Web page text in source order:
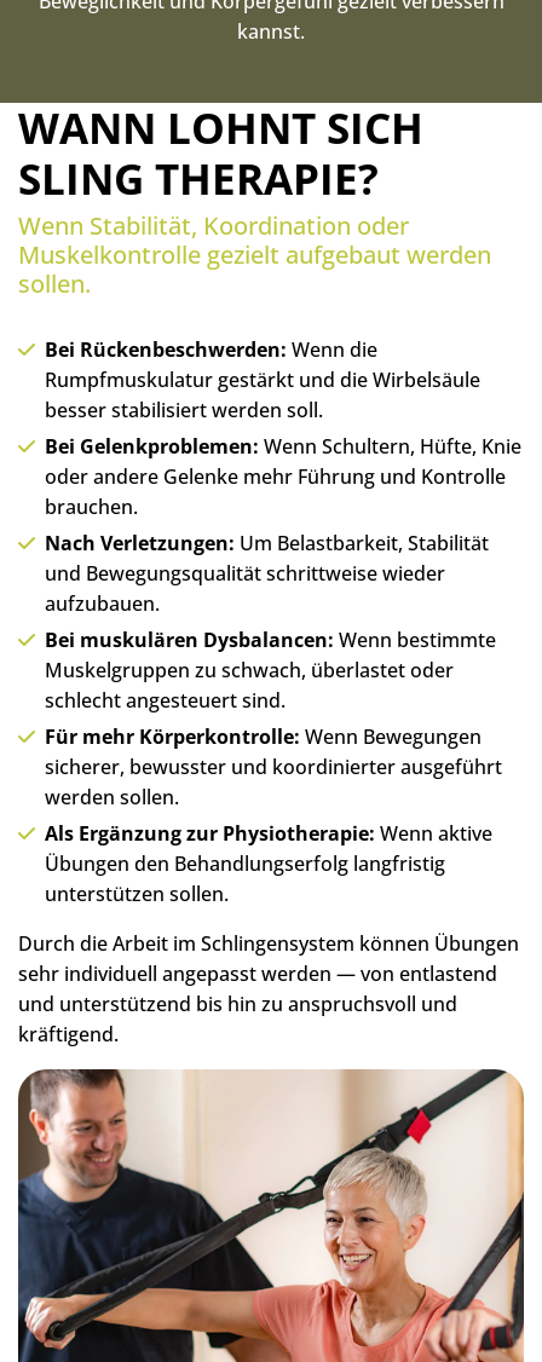
kannst.
WANN LOHNT SICH
SLING THERAPIE?
Wenn Stabilität, Koordination oder
Muskelkontrolle gezielt aufgebaut werden
sollen.
Bei Rückenbeschwerden: Wenn die
Rumpfmuskulatur gestärkt und die Wirbelsäule
besser stabilisiert werden soll.
Bei Gelenkproblemen: Wenn Schultern, Hüfte, Knie
oder andere Gelenke mehr Führung und Kontrolle
brauchen.
Nach Verletzungen: Um Belastbarkeit, Stabilität
und Bewegungsqualität schrittweise wieder
aufzubauen.
Bei muskulären Dysbalancen: Wenn bestimmte
Muskelgruppen zu schwach, überlastet oder
schlecht angesteuert sind.
Für mehr Körperkontrolle: Wenn Bewegungen
sicherer, bewusster und koordinierter ausgeführt
werden sollen.
Als Ergänzung zur Physiotherapie: Wenn aktive
Übungen den Behandlungserfolg langfristig
unterstützen sollen.
Durch die Arbeit im Schlingensystem können Übungen
sehr individuell angepasst werden — von entlastend
und unterstützend bis hin zu anspruchsvoll und
kräftigend.